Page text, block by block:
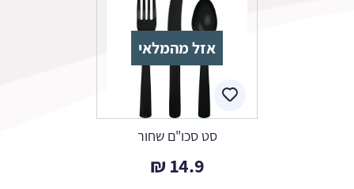
אזל מהמלאי
סט סכו"ם שחור
14.9
₪